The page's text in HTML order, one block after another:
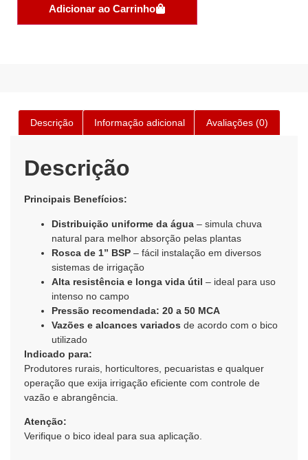
Adicionar ao Carrinho
Descrição Informação adicional Avaliações (0)
Descrição
Principais Benefícios:
Distribuição uniforme da água – simula chuva
natural para melhor absorção pelas plantas
Rosca de 1” BSP – fácil instalação em diversos
sistemas de irrigação
Alta resistência e longa vida útil – ideal para uso
intenso no campo
Pressão recomendada: 20 a 50 MCA
Vazões e alcances variados de acordo com o bico
utilizado
Indicado para:
Produtores rurais, horticultores, pecuaristas e qualquer
operação que exija irrigação eficiente com controle de
vazão e abrangência.
Atenção:
Verifique o bico ideal para sua aplicação.